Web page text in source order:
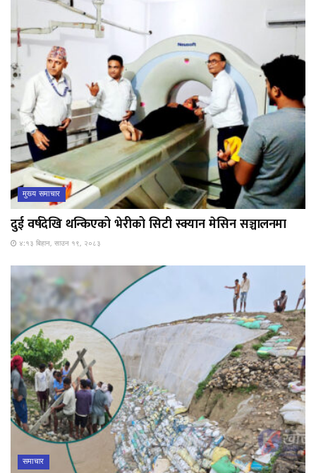
मुख्य समाचार
दुई वर्षदेखि थन्किएको भेरीको सिटी स्क्यान मेसिन सञ्चालनमा
४:१३ बिहान, साउन १९, २०८३
समाचार